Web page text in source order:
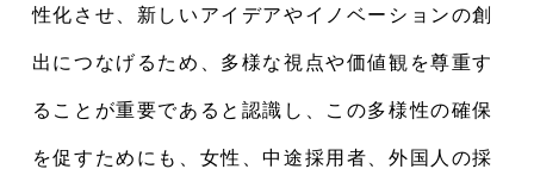
性化させ、新しいアイデアやイノベーションの創
出につなげるため、多様な視点や価値観を尊重す
ることが重要であると認識し、この多様性の確保
を促すためにも、女性、中途採用者、外国人の採